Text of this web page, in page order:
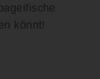
könnt!